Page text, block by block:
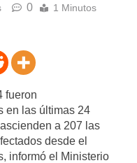
0 1 Minutos
fueron
en las últimas 24
a 207 las
desde el
informó el Ministerio